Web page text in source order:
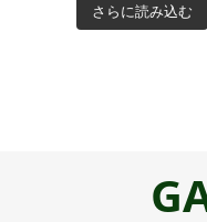
さらに読み込む